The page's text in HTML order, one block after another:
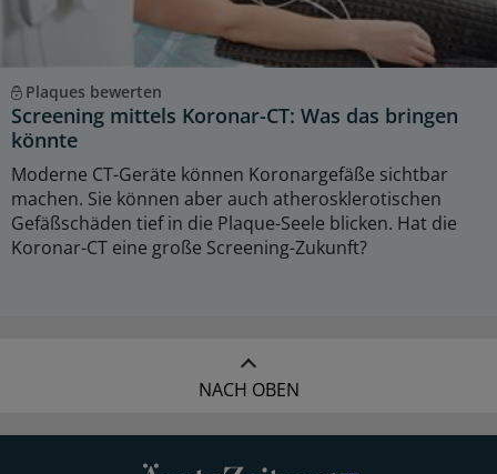
Plaques bewerten
Screening mittels Koronar-CT: Was das bringen
könnte
Moderne CT-Geräte können Koronargefäße sichtbar
machen. Sie können aber auch atherosklerotischen
Gefäßschäden tief in die Plaque-Seele blicken. Hat die
Koronar-CT eine große Screening-Zukunft?
NACH OBEN